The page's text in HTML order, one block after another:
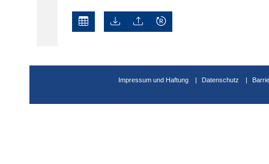
Impressum und Haftung Datenschutz